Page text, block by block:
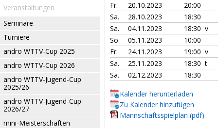
Veranstaltungen
Seminare
Turniere
andro WTTV-Cup 2025
andro WTTV-Cup 2026
andro WTTV-Jugend-Cup
2025/26
andro WTTV-Jugend-Cup
2026/27
mini-Meisterschaften
Fr.
20.10.2023
20:00
Sa.
28.10.2023
18:30
Sa.
04.11.2023
18:30 v
So.
05.11.2023
10:00
Fr.
24.11.2023
19:00 v
Sa.
25.11.2023
18:30 t
Sa.
02.12.2023 18:30
Kalender herunterladen
Zu Kalender hinzufügen
Mannschaftsspielplan (pdf)